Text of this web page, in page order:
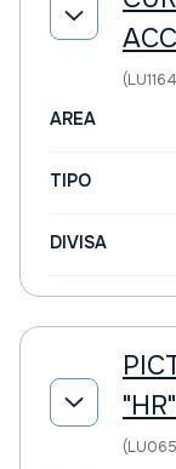
ACC
AREA
TIPO
DIVISA